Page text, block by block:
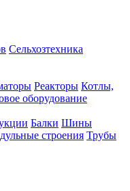
Сельхозтехника
Реакторы Котлы,
оборудование
Балки Шины
строения Трубы